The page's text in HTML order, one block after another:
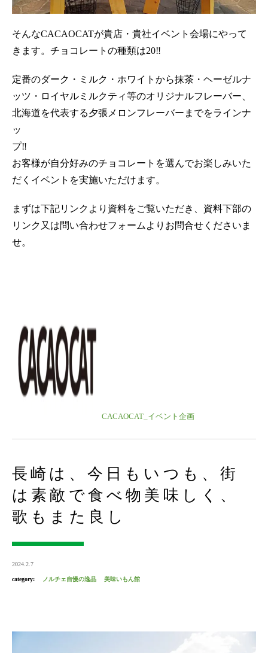
そんなCACAOCATが貴店・貴社イベント会場にやって
きます。チョコレートの種類は20‼
定番のダーク・ミルク・ホワイトから抹茶・ヘーゼルナ
ッツ・ロイヤルミルクティ等のオリジナルフレーバー、
北海道を代表する夕張メロンフレーバーまでをラインナ
ッ
プ
お客様が自分好みのチョコレートを選んでお楽しみいた
だくイベントを実施いただけます。
まずは下記リンクより資料をご覧いただき、資料下部の
リンク又は問い合わせフォームよりお問合せくださいま
せ。
CACAOCAT_イベント企画
長崎は、今日もいつも、街
は素敵で食べ物美味しく、
歌もまた良し
2024.2.7
category: ノルチェ自慢の逸品 美味いもん館